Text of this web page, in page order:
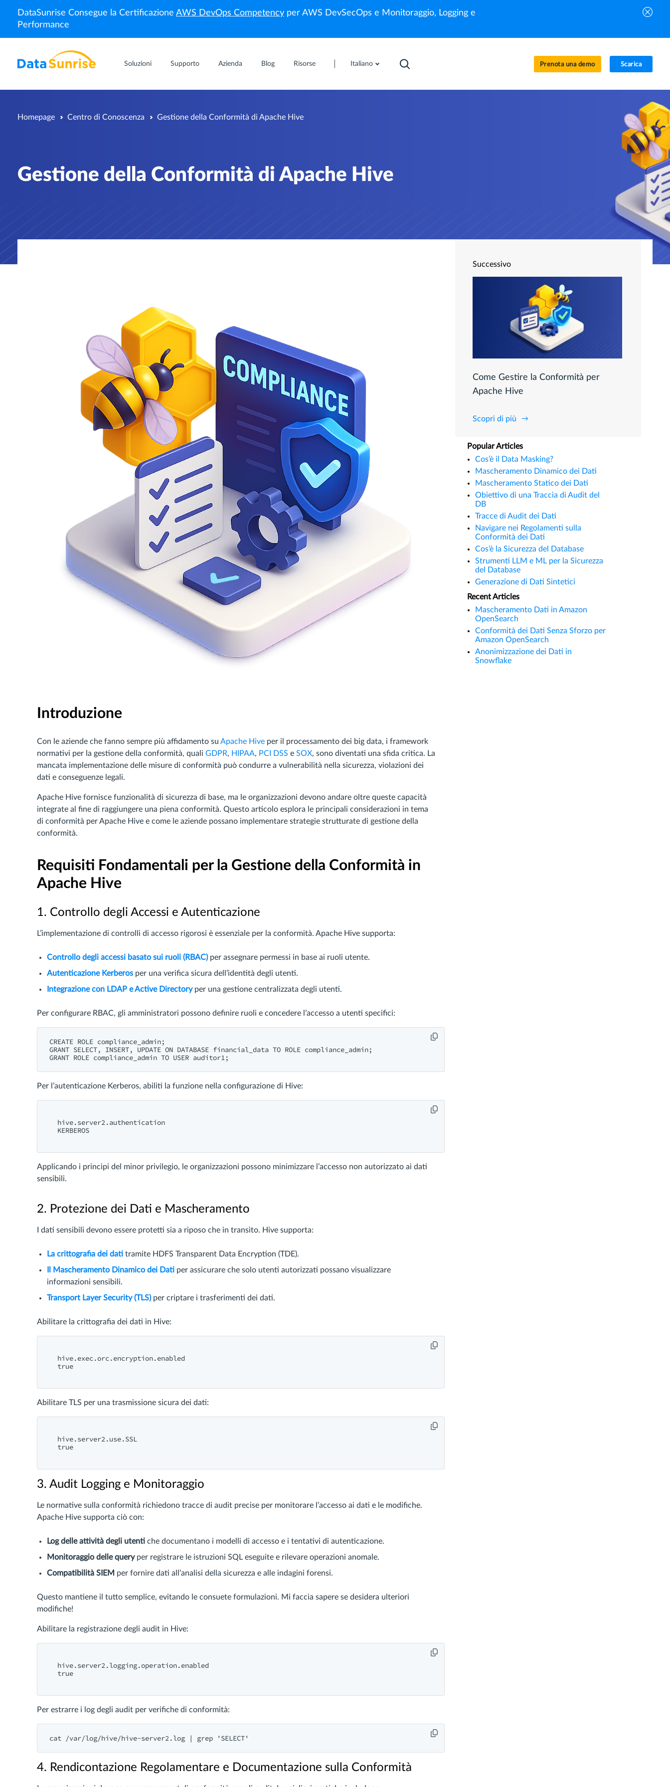
DataSunrise Consegue la Certificazione AWS DevOps Competency per AWS DevSecOps e Monitoraggio, Logging e
Performance
Soluzioni Supporto Azienda Blog Risorse Italiano Prenota una demo Scarica
Homepage Centro di Conoscenza Gestione della Conformità di Apache Hive
Gestione della Conformità di Apache Hive
Introduzione
Con le aziende che fanno sempre più affidamento su Apache Hive per il processamento dei big data, i framework
normativi per la gestione della conformità, quali GDPR, HIPAA, PCI DSS e SOX, sono diventati una sfida critica. La
mancata implementazione delle misure di conformità può condurre a vulnerabilità nella sicurezza, violazioni dei
dati e conseguenze legali.
Apache Hive fornisce funzionalità di sicurezza di base, ma le organizzazioni devono andare oltre queste capacità
integrate al fine di raggiungere una piena conformità. Questo articolo esplora le principali considerazioni in tema
di conformità per Apache Hive e come le aziende possano implementare strategie strutturate di gestione della
conformità.
Requisiti Fondamentali per la Gestione della Conformità in
Apache Hive
1. Controllo degli Accessi e Autenticazione
L’implementazione di controlli di accesso rigorosi è essenziale per la conformità. Apache Hive supporta:
Controllo degli accessi basato sui ruoli (RBAC)per assegnare permessi in base ai ruoli utente.
Autenticazione Kerberos per una verifica sicura dell’identità degli utenti.
Integrazione con LDAP e Active Directoryper una gestione centralizzata degli utenti.
Per configurare RBAC, gli amministratori possono definire ruoli e concedere l’accesso a utenti specifici:
CREATE ROLE compliance_admin;
GRANT SELECT, INSERT, UPDATE ON DATABASE financial_data TO ROLE compliance_admin;
Per l’autenticazione Kerberos, abiliti la funzione nella configurazione di Hive:
hive.server2.authentication
KERBEROS
Applicando i principi del minor privilegio, le organizzazioni possono minimizzare l’accesso non autorizzato ai dati
sensibili.
2. Protezione dei Dati e Mascheramento
I dati sensibili devono essere protetti sia a riposo che in transito. Hive supporta:
La crittografia dei dati tramite HDFS Transparent Data Encryption (TDE).
Il Mascheramento Dinamico dei Dati per assicurare che solo utenti autorizzati possano visualizzare
informazioni sensibili.
Transport Layer Security (TLS)per criptare i trasferimenti dei dati.
Abilitare la crittografia dei dati in Hive:
hive.exec.orc.encryption.enabled
true
Abilitare TLS per una trasmissione sicura dei dati:
hive.server2.use.SSL
true
3. Audit Logging e Monitoraggio
Le normative sulla conformità richiedono tracce di audit precise per monitorare l’accesso ai dati e le modifiche.
Apache Hive supporta ciò con:
Log delle attività degli utenti che documentano i modelli di accesso e i tentativi di autenticazione.
Monitoraggio delle queryper registrare le istruzioni SQL eseguite e rilevare operazioni anomale.
Compatibilità SIEM per fornire dati all’analisi della sicurezza e alle indagini forensi.
Questo mantiene il tutto semplice, evitando le consuete formulazioni. Mi faccia sapere se desidera ulteriori
modifiche!
Abilitare la registrazione degli audit in Hive:
hive.server2.logging.operation.enabled
true
Per estrarre i log degli audit per verifiche di conformità:
4. Rendicontazione Regolamentare e Documentazione sulla Conformità
Successivo
Come Gestire la Conformità per
Apache Hive
Scopri di più
Popular Articles
Cos’è il Data Masking?
Mascheramento Dinamico dei Dati
Mascheramento Statico dei Dati
Obiettivo di una Traccia di Audit del
DB
Tracce di Audit dei Dati
Navigare nei Regolamenti sulla
Conformità dei Dati
Cos’è la Sicurezza del Database
Strumenti LLM e ML per la Sicurezza
del Database
Generazione di Dati Sintetici
Recent Articles
Mascheramento Dati in Amazon
OpenSearch
Conformità dei Dati Senza Sforzo per
Amazon OpenSearch
Anonimizzazione dei Dati in
Snowflake